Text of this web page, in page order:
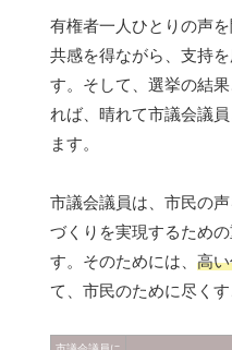
有権者一人ひとりの声
共感を得ながら、支持
す。そして、選挙の結果
れば、晴れて市議会議
ます。
市議会議員は、市民の
づくりを実現するため
す。そのためには、 高
て、市民のために尽くす